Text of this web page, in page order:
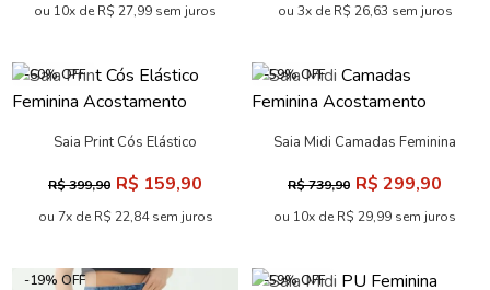
ou 10x de R$ 27,99 sem juros ou 3x de R$ 26,63 sem juros
-60% OFF
Saia Print Cós Elástico
R$ 399,90 R$ 159,90
ou 7x de R$ 22,84 sem juros
-59% OFF
Saia Midi Camadas Feminina
R$ 739,90 R$ 299,90
ou 10x de R$ 29,99 sem juros
-19% OFF -59% OFF